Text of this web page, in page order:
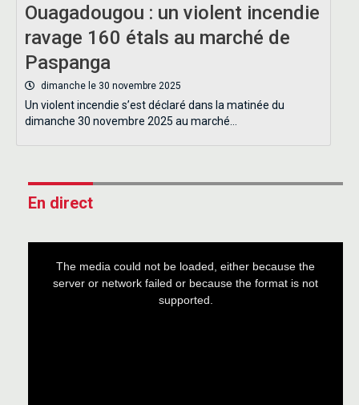
Ouagadougou : un violent incendie
ravage 160 étals au marché de
Paspanga
dimanche le 30 novembre 2025
Un violent incendie s’est déclaré dans la matinée du
dimanche 30 novembre 2025 au marché…
En direct
The media could not be loaded, either because the
server or network failed or because the format is not
supported.